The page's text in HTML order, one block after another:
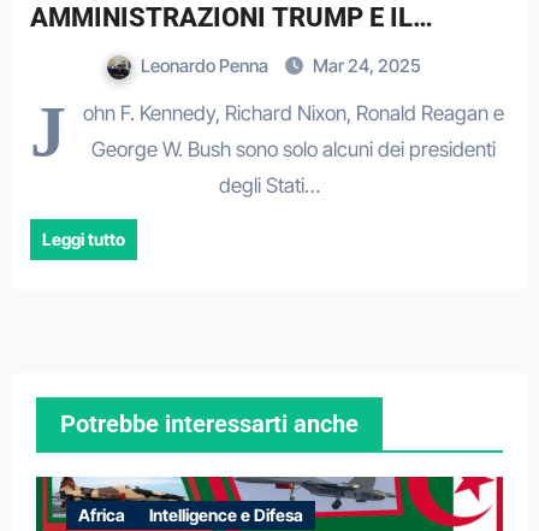
AMMINISTRAZIONI TRUMP E IL
CONFLITTO GLOBALE
Leonardo Penna Mar 24, 2025
J
ohn F. Kennedy, Richard Nixon, Ronald Reagan e
George W. Bush sono solo alcuni dei presidenti
degli Stati…
Leggi tutto
Potrebbe interessarti anche
Africa Intelligence e Difesa